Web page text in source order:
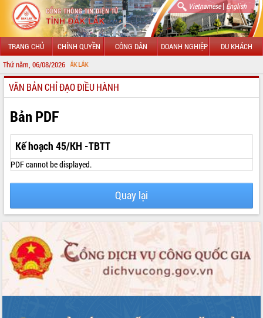
Vietnamese| English
TRANG CHỦ CHÍNH QUYỀN CÔNG DÂN DOANH NGHIỆP DU KHÁCH
Thứ năm, 06/08/2026
GIỚI THIỆU
LÃNH ĐẠO UBND TỈNH
TIN TỨC SỰ KIỆN
SỞ, BAN, NGÀNH
UBND CÁC XÃ, PHƯỜNG
THÔNG TIN CHỈ ĐẠO ĐIỀU HÀNH
VĂN BẢN HĐND TỈNH
ĐIỂM TIN VĂN BẢN
VĂN BẢN CHỈ ĐẠO ĐIỀU HÀNH
Bản PDF
Kế hoạch 45/KH -TBTT
PDF cannot be displayed.
Quay lại